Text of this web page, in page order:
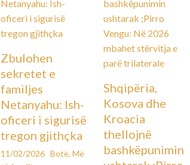
Zbulohen
sekretet e
familjes
Netanyahu: Ish-
oficeri i sigurisë
tregon gjithçka
11/02/2026 Botë, Më
Shqipëria,
Kosova dhe
Kroacia
thellojnë
bashkëpunimin